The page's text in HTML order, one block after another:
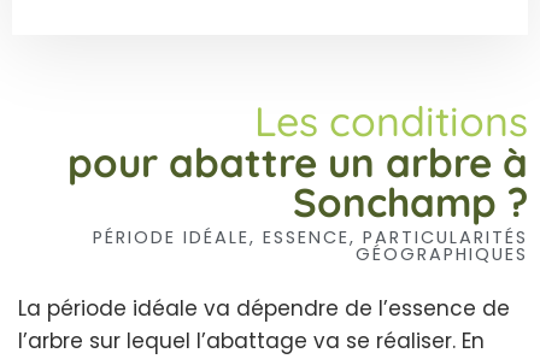
Les conditions
pour abattre un arbre à
Sonchamp ?
PÉRIODE IDÉALE, ESSENCE, PARTICULARITÉS
GÉOGRAPHIQUES
La période idéale va dépendre de l’essence de
l’arbre sur lequel l’abattage va se réaliser. En